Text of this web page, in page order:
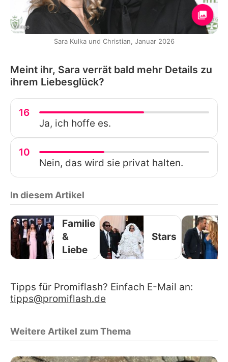
Imago
Sara Kulka und Christian, Januar 2026
Meint ihr, Sara verrät bald mehr Details zu
ihrem Liebesglück?
16
Ja, ich hoffe es.
10
Nein, das wird sie privat halten.
In diesem Artikel
Familie
&
Liebe
Stars
Tipps für Promiflash? Einfach E-Mail an:
tipps@promiflash.de
Weitere Artikel zum Thema